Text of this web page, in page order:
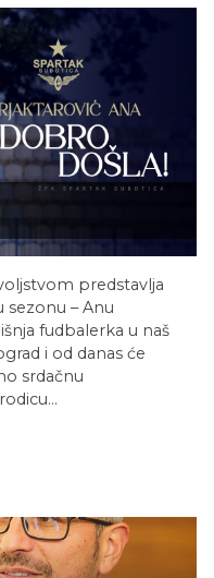
predstavlja
sezonu – Anu
fudbalerka u naš
i od danas će
srdačnu